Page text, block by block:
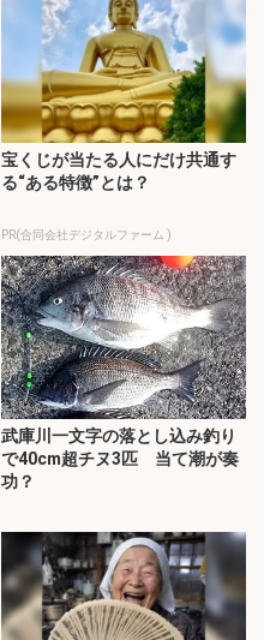
宝くじが当たる人にだけ共通す
る“ある特徴”とは？
PR(合同会社デジタルファーム )
武庫川一文字の落とし込み釣り
で40cm超チヌ3匹 当て潮が奏
功？